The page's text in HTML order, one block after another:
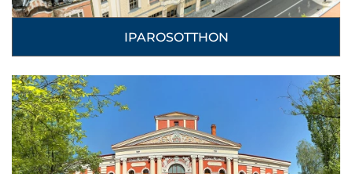
IPAROSOTTHON